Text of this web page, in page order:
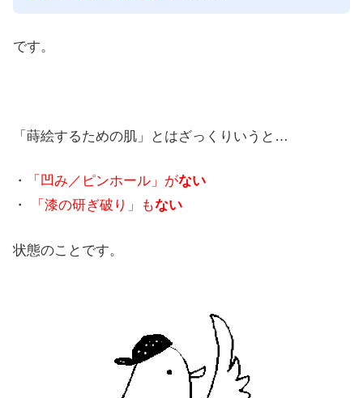
です。
「蒔絵するための肌」とはざっくりいうと…
・ 「凹み／ピンホール」がない
・
「漆の研ぎ破り」もない
状態のことです。